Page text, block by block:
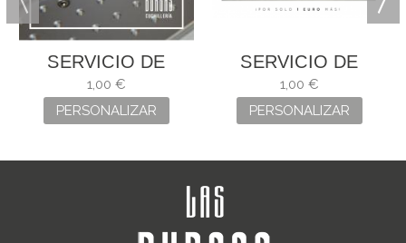
SERVICIO DE
GRABADO
1,00 €
PERSONALIZAR
SERVICIO DE
GRABADO
1,00 €
PERSONALIZAR